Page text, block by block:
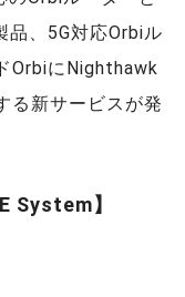
、5G対応Orbiル
OrbiにNighthawk
る新サービスが発
System】